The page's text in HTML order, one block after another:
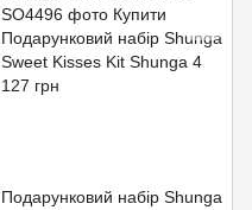
Подарунковий набір Shunga